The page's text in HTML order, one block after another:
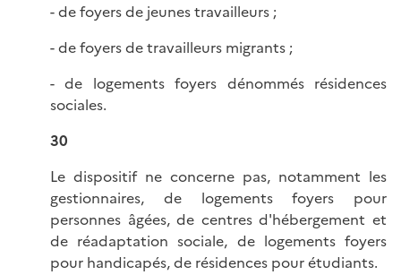
- de foyers de jeunes travailleurs ;
- de foyers de travailleurs migrants ;
- de logements foyers dénommés résidences
sociales.
30
Le dispositif ne concerne pas, notamment les
gestionnaires, de logements foyers pour
personnes âgées, de centres d'hébergement et
de réadaptation sociale, de logements foyers
pour handicapés, de résidences pour étudiants.